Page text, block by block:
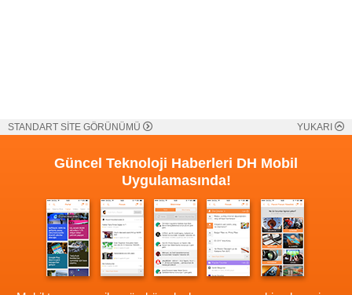
STANDART SİTE GÖRÜNÜMÜ YUKARI
Güncel Teknoloji Haberleri DH Mobil
Uygulamasında!